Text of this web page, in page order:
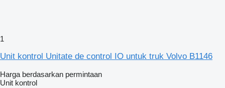
1
Unit kontrol Unitate de control IO untuk truk Volvo B1146
Harga berdasarkan permintaan
Unit kontrol